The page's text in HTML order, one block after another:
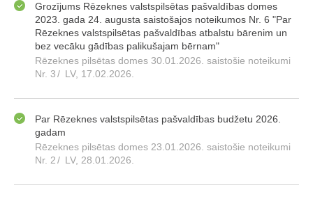
Grozījums Rēzeknes valstspilsētas pašvaldības domes
2023. gada 24. augusta saistošajos noteikumos Nr. 6 "Par
Rēzeknes valstspilsētas pašvaldības atbalstu bārenim un
bez vecāku gādības palikušajam bērnam"
Rēzeknes pilsētas domes 30.01.2026. saistošie noteikumi
Nr. 3/ LV, 17.02.2026.
Par Rēzeknes valstspilsētas pašvaldības budžetu 2026.
gadam
Rēzeknes pilsētas domes 23.01.2026. saistošie noteikumi
Nr. 2/ LV, 28.01.2026.